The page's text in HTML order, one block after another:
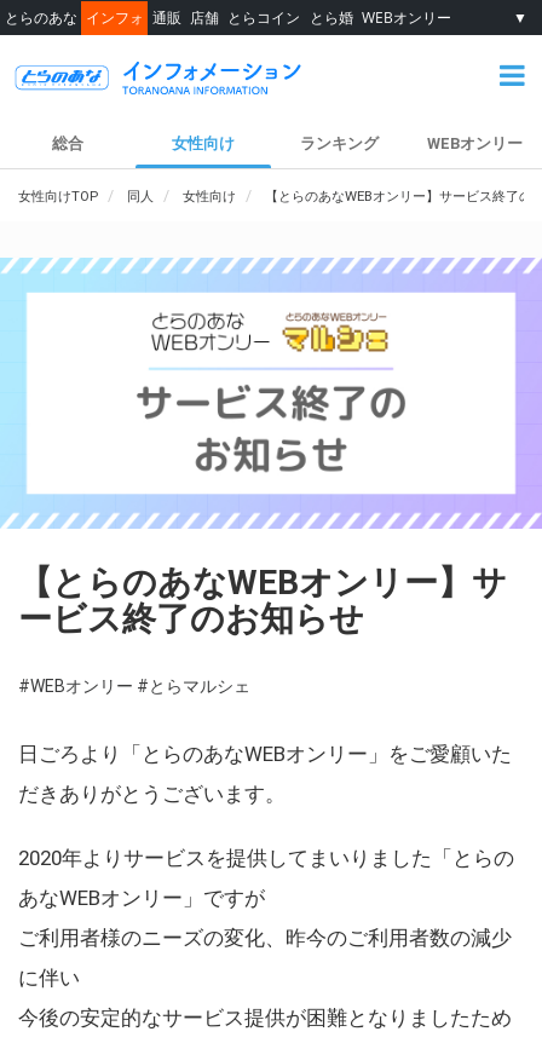
とらのあな インフォ 通販 店舗 とらコイン とら婚 WEBオンリー ▼
総合 女性向け ランキング WEBオンリー
女性向けTOP 同人 女性向け 【とらのあなWEBオンリー】サービス終了の
【とらのあなWEBオンリー】サ
ービス終了のお知らせ
#WEBオンリー #とらマルシェ
日ごろより「とらのあなWEBオンリー」をご愛顧いた
だきありがとうございます。
2020年よりサービスを提供してまいりました「とらの
あなWEBオンリー」ですが
ご利用者様のニーズの変化、昨今のご利用者数の減少
に伴い
今後の安定的なサービス提供が困難となりましたため